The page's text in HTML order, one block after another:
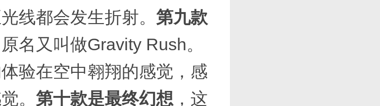
线都会发生折射。 第九款
原名又叫做Gravity Rush。
验在空中翱翔的感觉，感
。 第十款是最终幻想 ，这